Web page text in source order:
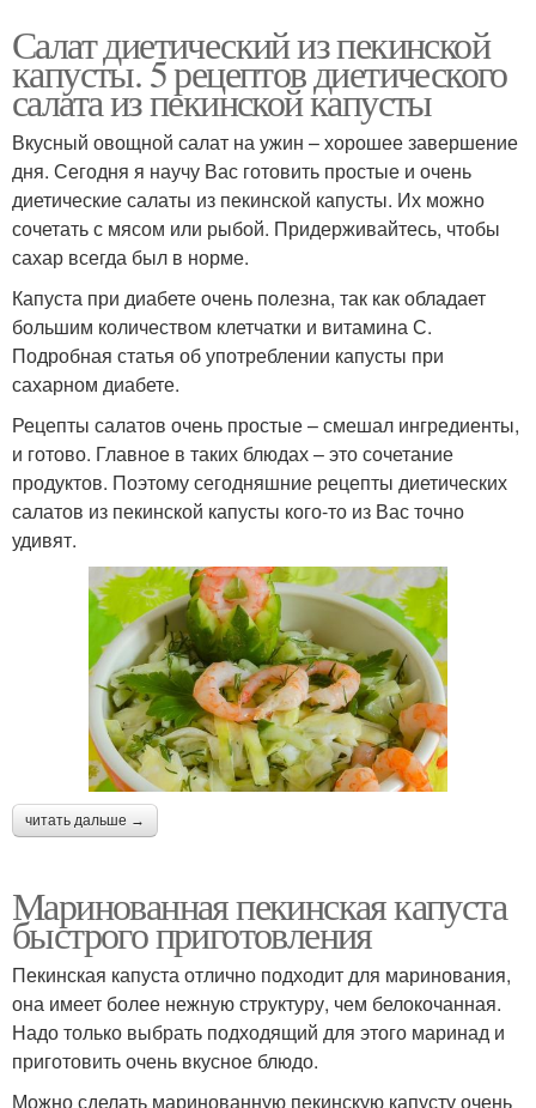
Салат диетический из пекинской
капусты. 5 рецептов диетического
салата из пекинской капусты
Вкусный овощной салат на ужин – хорошее завершение
дня. Сегодня я научу Вас готовить простые и очень
диетические салаты из пекинской капусты. Их можно
сочетать с мясом или рыбой. Придерживайтесь, чтобы
сахар всегда был в норме.
Капуста при диабете очень полезна, так как обладает
большим количеством клетчатки и витамина С.
Подробная статья об употреблении капусты при
сахарном диабете.
Рецепты салатов очень простые – смешал ингредиенты,
и готово. Главное в таких блюдах – это сочетание
продуктов. Поэтому сегодняшние рецепты диетических
салатов из пекинской капусты кого-то из Вас точно
удивят.
читать дальше →
Маринованная пекинская капуста
быстрого приготовления
Пекинская капуста отлично подходит для маринования,
она имеет более нежную структуру, чем белокочанная.
Надо только выбрать подходящий для этого маринад и
приготовить очень вкусное блюдо.
Можно сделать маринованную пекинскую капусту очень